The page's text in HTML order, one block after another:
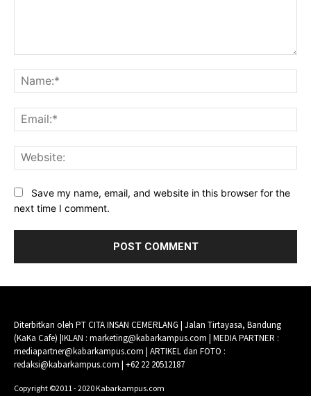
Save my name, email, and website in this browser for the
next time I comment.
Diterbitkan oleh PT CITA INSAN CEMERLANG | Jalan Tirtayasa, Bandung
(KaKa Cafe) |IKLAN : marketing@kabarkampus.com | MEDIA PARTNER :
mediapartner@kabarkampus.com | ARTIKEL dan FOTO :
redaksi@kabarkampus.com | +62 22 20512187
Copyright ©2011 - 2020 Kabarkampus.com